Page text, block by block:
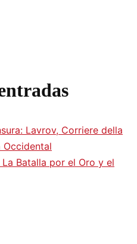
Lavrov, Corriere della
Occidental
La Batalla por el Oro y el